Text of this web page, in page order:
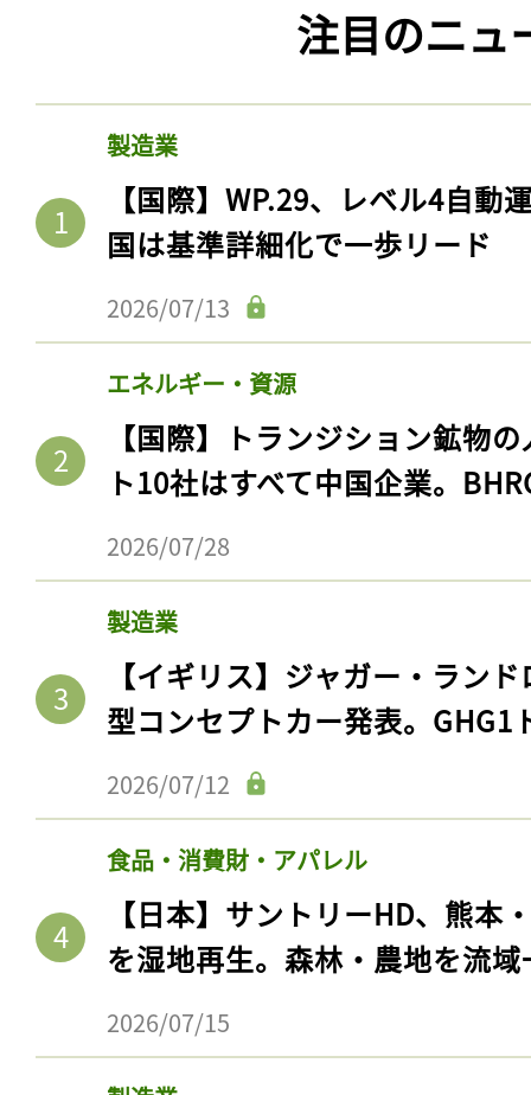
注目のニュ
製造業
【国際】WP.29、レベル4自動
国は基準詳細化で一歩リード
2026/07/13
エネルギー・資源
【国際】トランジション鉱物
ト10社はすべて中国企業。
2026/07/28
製造業
【イギリス】ジャガー・ラン
型コンセプトカー発表。GHG1
2026/07/12
食品・消費財・アパレル
【日本】サントリーHD、熊本
を湿地再生。森林・農地を流
2026/07/15